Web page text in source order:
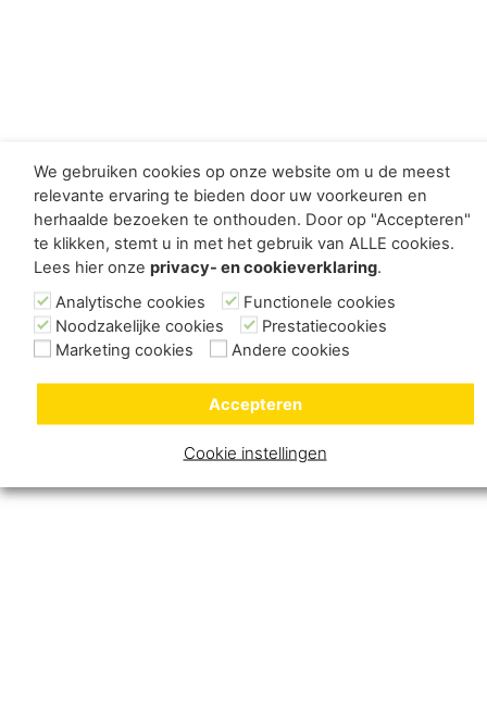
We gebruiken cookies op onze website om u de meest
relevante ervaring te bieden door uw voorkeuren en
herhaalde bezoeken te onthouden. Door op "Accepteren"
te klikken, stemt u in met het gebruik van ALLE cookies.
Lees hier onze privacy- en cookieverklaring.
Analytische cookies
Functionele cookies
Noodzakelijke cookies
Prestatiecookies
Marketing cookies
Andere cookies
Cookie instellingen
Accepteren